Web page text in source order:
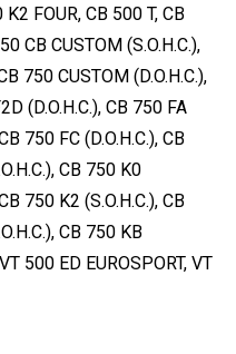
FOUR, CB 500 T, CB
CB CUSTOM (S.O.H.C.),
750 CUSTOM (D.O.H.C.),
(D.O.H.C.), CB 750 FA
750 FC (D.O.H.C.), CB
CB 750 K0
750 K2 (S.O.H.C.), CB
CB 750 KB
500 ED EUROSPORT, VT